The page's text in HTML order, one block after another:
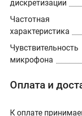
дискретизации
Частотная
характеристика
Чувствительность
микрофона
Оплата и
К оплате